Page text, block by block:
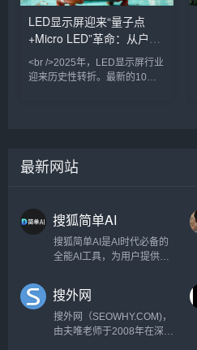
转化为可持续的商业模式？站长
之家ChinaZ.com的最新产业动
态显示，行业焦点正从“抢卡”转
AI发展进入了一
LED显示屏迎来“量子点
+Micro LED”革命：从户外
广告到元宇宙的视觉新纪元
<br />2025年，LED显示屏行业
迎来历史性转折。最新的10篇
LED（微发光二极管）的透明屏
BT.2020标准120%，而功耗仅
为同尺寸LCD的40%。最引人
注目的是，“量子点色转换”技术
解决了
最新网站
搜狐简单AI
搜狐简单AI是AI时代必备的
全能AI工具，为用户提供全
供海量图片制作设计模板：
电商图，logo设计，证件
照，智能抠图，图片高清修
搜外网
搜外网（SEOWHY.COM)，
由夫唯老师于2008年在深圳